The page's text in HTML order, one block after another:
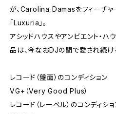
が、Carolina Damasをフィーチ
「Luxuria」。
アシッドハウスやアンビエント・
品は、今なおDJの間で愛され続け
レコード（盤面）のコンディション
VG+（Very Good Plus）
レコード（レーベル）のコンディショ